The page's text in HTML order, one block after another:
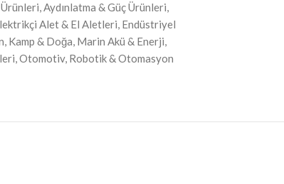
,Aydınlatma & Güç Ürünleri,
Alet & El Aletleri, Endüstriyel
Kamp & Doğa, Marin Akü & Enerji,
,Otomotiv, Robotik & Otomasyon